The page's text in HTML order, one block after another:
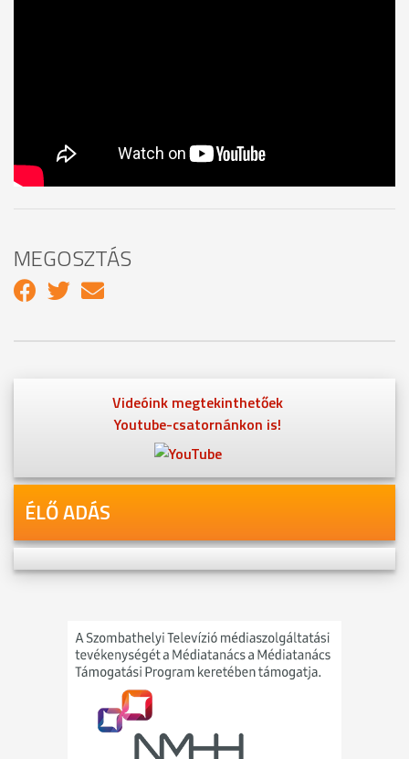
MEGOSZTÁS
Videóink megtekinthetőek
Youtube-csatornánkon is!
ÉLŐ ADÁS